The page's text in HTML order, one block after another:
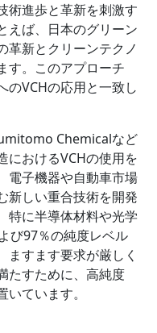
術進歩と革新を刺激す
えば、日本のグリーン
革新とクリーンテクノ
す。このアプローチ
のVCHの応用と一致し
Chemicalなど
におけるVCHの使用を
電子機器や自動車市場
新しい重合技術を開発
特に半導体材料や光学
び97％の純度レベル
ますます要求が厳しく
たすために、高純度
ています。